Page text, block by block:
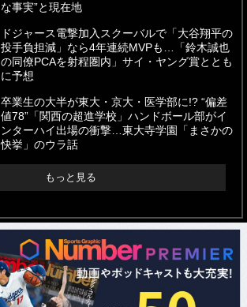
な事実”と現在地
ドジャース電撃加入スクーバルで「大谷翔平の
投手負担減」なら4年連続MVPも…「鈴木誠也
の同僚PCAを射程圏内」サイ・ヤング賞ととも
に予想
卒業生の大半が東大・京大・医学部に!? “偏差
値78”「関西の超進学校」ハンドボール部がイ
ンターハイ出場の衝撃…東大寺学園「まさかの
快挙」のウラ話
もっと見る